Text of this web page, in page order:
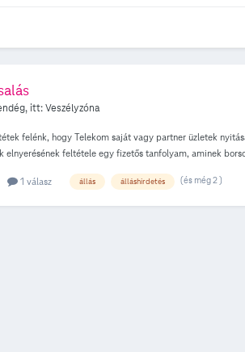
itt:Veszélyzóna
felénk, hogy Telekom saját vagy partner üzletek
elnyerésének feltétele egy fizetős tanfolyam, aminek
Amennyiben károtok keletkezett, kérjük, tegyetek
1 válasz állás álláshirdetés (és még 2 )